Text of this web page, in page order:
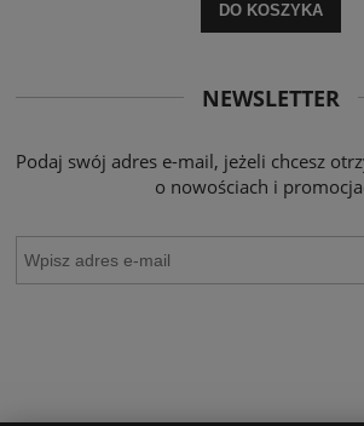
DO KOSZYKA
NEWSLETTER
Podaj swój adres e-mail, jeżeli chcesz
o nowościach i